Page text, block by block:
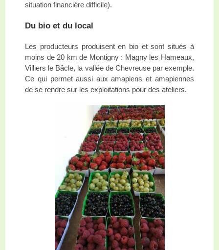
situation financière difficile).
Du bio et du local
Les producteurs produisent en bio et sont situés à
moins de 20 km de Montigny : Magny les Hameaux,
Villiers le Bâcle, la vallée de Chevreuse par exemple.
Ce qui permet aussi aux amapiens et amapiennes
de se rendre sur les exploitations pour des ateliers.